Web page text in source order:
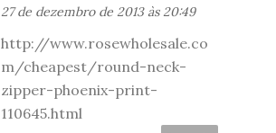
27 de dezembro de 2013 às 20:49
http://www.rosewholesale.co
m/cheapest/round-neck-
zipper-phoenix-print-
110645.html